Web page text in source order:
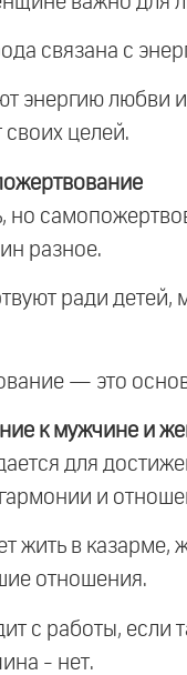
связана с
энергию любви
своих целей.
но
разное.
ради
— это
к мужчине и
для
и
жить в казарме,
отношения.
с работы, если
- нет.